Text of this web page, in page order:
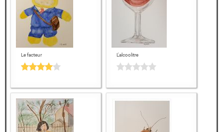
Le facteur L'alcoolitre